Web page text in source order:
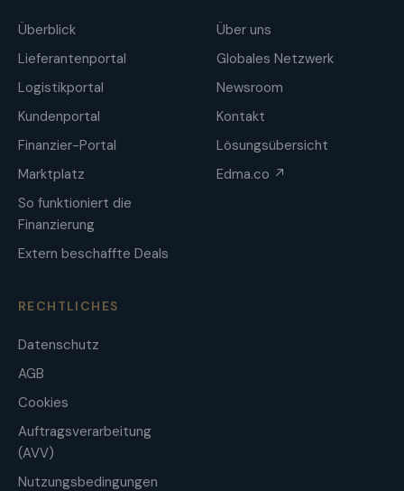
Überblick
Lieferantenportal
Logistikportal
Kundenportal
Finanzier-Portal
Marktplatz
So funktioniert die
Finanzierung
Extern beschaffte Deals
Über uns
Globales Netzwerk
Newsroom
Kontakt
Lösungsübersicht
Edma.co ↗
RECHTLICHES
Datenschutz
AGB
Cookies
Auftragsverarbeitung
(AVV)
Nutzungsbedingungen